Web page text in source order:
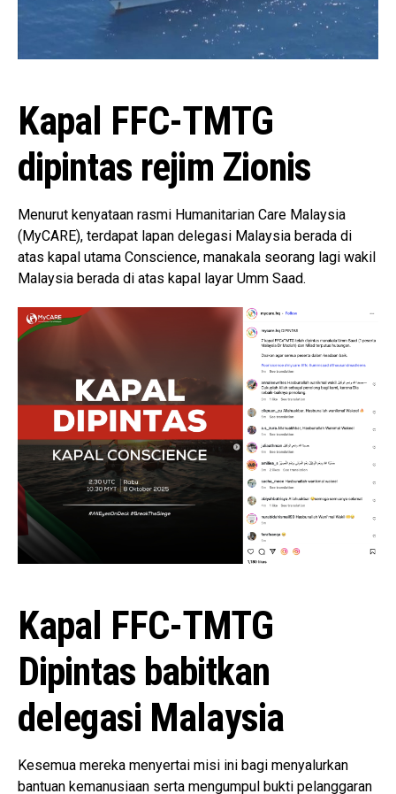
Kapal FFC-TMTG
dipintas rejim Zionis
Menurut kenyataan rasmi Humanitarian Care Malaysia
(MyCARE), terdapat lapan delegasi Malaysia berada di
atas kapal utama Conscience, manakala seorang lagi wakil
Malaysia berada di atas kapal layar Umm Saad.
Kapal FFC-TMTG
Dipintas babitkan
delegasi Malaysia
Kesemua mereka menyertai misi ini bagi menyalurkan
bantuan kemanusiaan serta mengumpul bukti pelanggaran